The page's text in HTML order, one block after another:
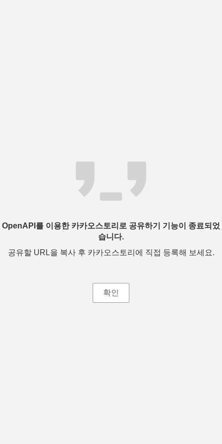
OpenAPI를 이용한 카카오스토리로 공유하기 기능이 종료되었
습니다.
공유할 URL을 복사 후 카카오스토리에 직접 등록해 보세요.
확인